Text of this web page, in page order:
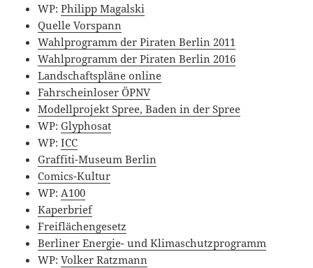
WP:Philipp Magalski
Quelle Vorspann
Wahlprogramm der Piraten Berlin 2011
Wahlprogramm der Piraten Berlin 2016
Landschaftspläne online
Fahrscheinloser ÖPNV
Modellprojekt Spree, Baden in der Spree
WP:Glyphosat
WP:ICC
Graffiti-Museum Berlin
Comics-Kultur
WP: A100
Kaperbrief
Freiflächengesetz
Berliner Energie- und Klimaschutzprogramm
WP:Volker Ratzmann